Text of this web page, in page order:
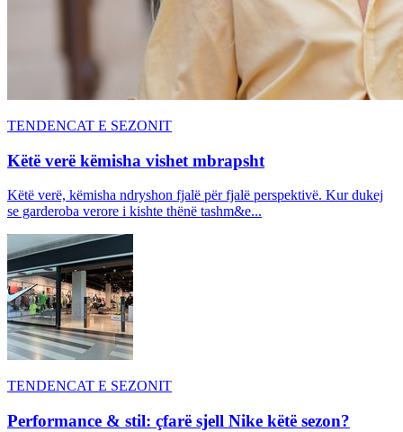
TENDENCAT E SEZONIT
Këtë verë këmisha vishet mbrapsht
Këtë verë, këmisha ndryshon fjalë për fjalë perspektivë. Kur dukej
se garderoba verore i kishte thënë tashm&e...
TENDENCAT E SEZONIT
Performance & stil: çfarë sjell Nike këtë sezon?